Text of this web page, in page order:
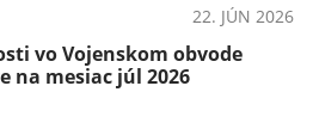
22. JÚN 2026
vo Vojenskom obvode
na mesiac júl 2026